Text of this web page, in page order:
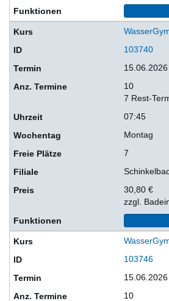
103740
10
7 Rest-
07:45
Montag
7
30,80 €
zzgl.
103746
10